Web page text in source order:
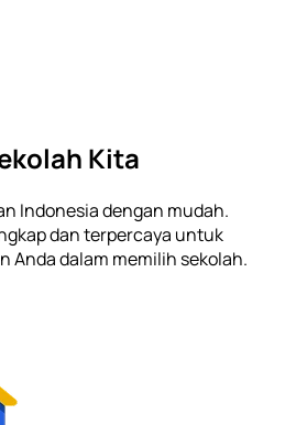
Kita
Indonesia dengan mudah.
dan terpercaya untuk
Anda dalam memilih sekolah.